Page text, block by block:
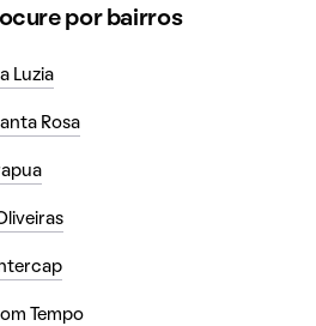
por bairros
Luzia
Rosa
Tempo